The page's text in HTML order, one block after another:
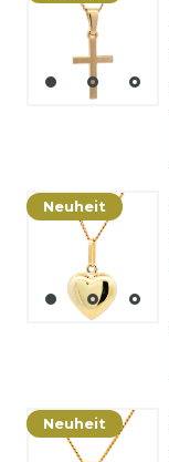
Neuheit
Neuheit